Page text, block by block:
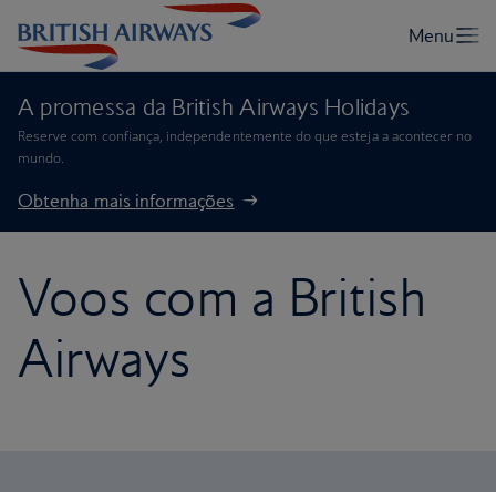
A promessa da British Airways Holidays
Reserve com confiança, independentemente do que esteja a acontecer no
mundo.
Obtenha mais informações
Voos com a British
Airways